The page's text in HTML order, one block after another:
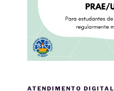
ATENDIMENTO DIGITAL